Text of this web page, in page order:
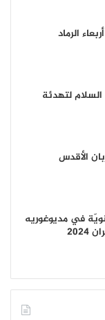
الرماد
لتهدئة
الأقدس
في مديوغوريه